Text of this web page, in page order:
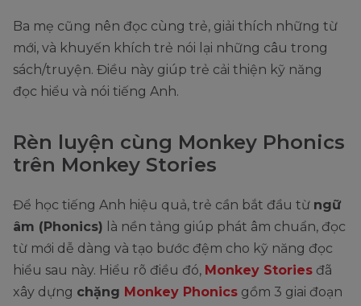
Ba mẹ cũng nên đọc cùng trẻ, giải thích những từ
mới, và khuyến khích trẻ nói lại những câu trong
sách/truyện. Điều này giúp trẻ cải thiện kỹ năng
đọc hiểu và nói tiếng Anh.
Rèn luyện cùng Monkey Phonics
trên Monkey Stories
Để học tiếng Anh hiệu quả, trẻ cần bắt đầu từ ngữ
âm (Phonics) là nền tảng giúp phát âm chuẩn, đọc
từ mới dễ dàng và tạo bước đệm cho kỹ năng đọc
hiểu sau này. Hiểu rõ điều đó, Monkey Stories đã
xây dựng chặng Monkey Phonics gồm 3 giai đoạn